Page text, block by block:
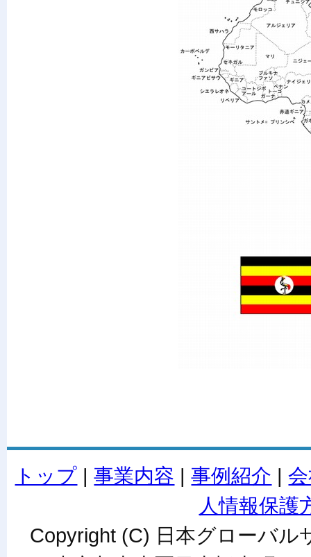
トップ |事業内容 |事例紹介 |
人情報保護
Copyright (C) 日本グローバル